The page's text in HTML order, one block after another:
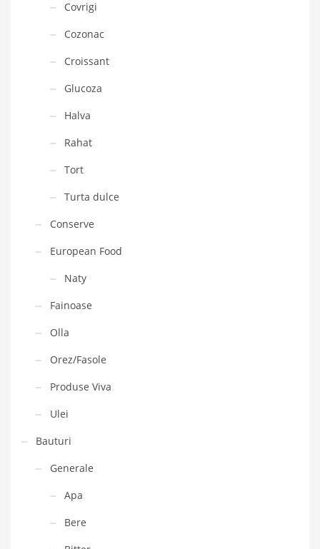
Covrigi
Cozonac
Croissant
Glucoza
Halva
Rahat
Tort
Turta dulce
Conserve
European Food
Naty
Fainoase
Olla
Orez/Fasole
Produse Viva
Ulei
Bauturi
Generale
Apa
Bere